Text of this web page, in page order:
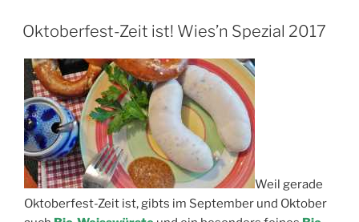
Oktoberfest-Zeit ist! Wies’n Spezial 2017
Weil gerade
Oktoberfest-Zeit ist, gibts im September und Oktober